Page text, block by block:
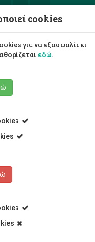
cookies
για να εξασφαλίσει
εδώ.